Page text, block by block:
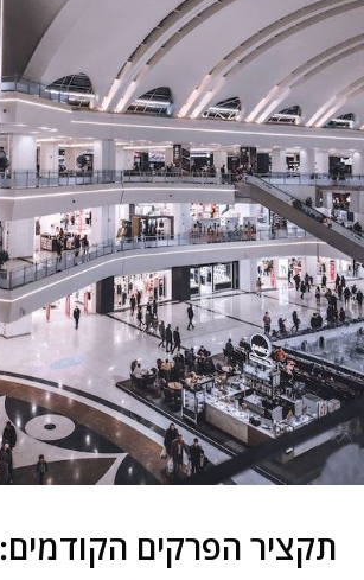
תקציר הפרקים הקודמים: